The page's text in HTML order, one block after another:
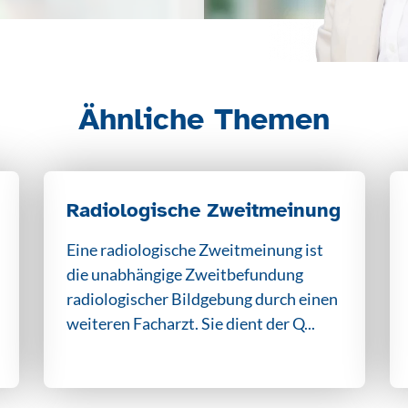
Ähnliche Themen
Radiologische Zweitmeinung
Eine radiologische Zweitmeinung ist
die unabhängige Zweitbefundung
radiologischer Bildgebung durch einen
weiteren Facharzt. Sie dient der Q...